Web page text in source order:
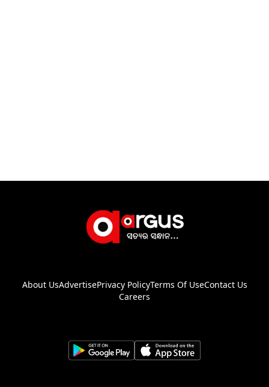
About UsAdvertisePrivacy PolicyTerms Of UseContact Us
Careers